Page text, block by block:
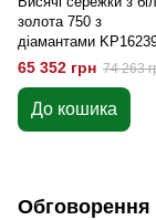
золота 750 з
діамантами
65 352 грн 74 263
До кошика
Обговорення